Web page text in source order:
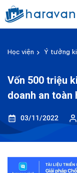
Học viện Ý tưởng
Vốn 500 triệu
doanh an toàn
03/11/2022